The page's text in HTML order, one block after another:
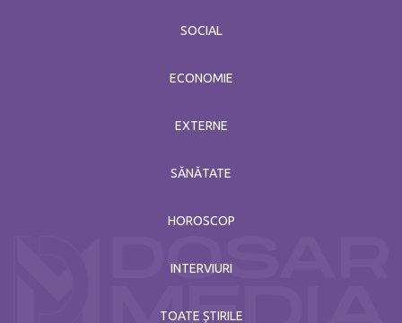
SOCIAL
ECONOMIE
EXTERNE
SĂNĂTATE
HOROSCOP
INTERVIURI
TOATE ȘTIRILE